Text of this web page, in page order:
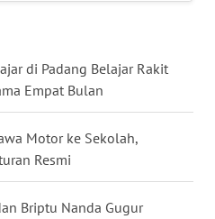
di Padang Belajar Rakit
Empat Bulan
Motor ke Sekolah,
Resmi
Briptu Nanda Gugur